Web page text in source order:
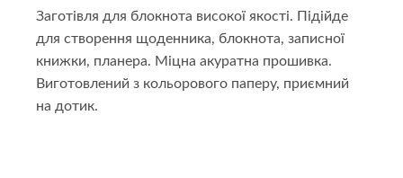
Заготівля для блокнота високої якості. Підійде
для створення щоденника, блокнота, записної
книжки, планера. Міцна акуратна прошивка.
Виготовлений з кольорового паперу, приємний
на дотик.